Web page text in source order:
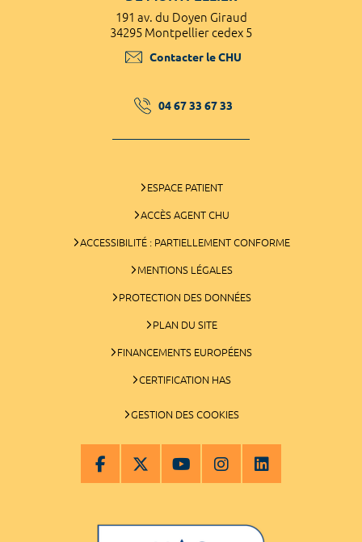
191 av. du Doyen Giraud
34295 Montpellier cedex 5
Contacter le CHU
04 67 33 67 33
ESPACE PATIENT
ACCÈS AGENT CHU
ACCESSIBILITÉ : PARTIELLEMENT CONFORME
MENTIONS LÉGALES
PROTECTION DES DONNÉES
PLAN DU SITE
FINANCEMENTS EUROPÉENS
CERTIFICATION HAS
GESTION DES COOKIES